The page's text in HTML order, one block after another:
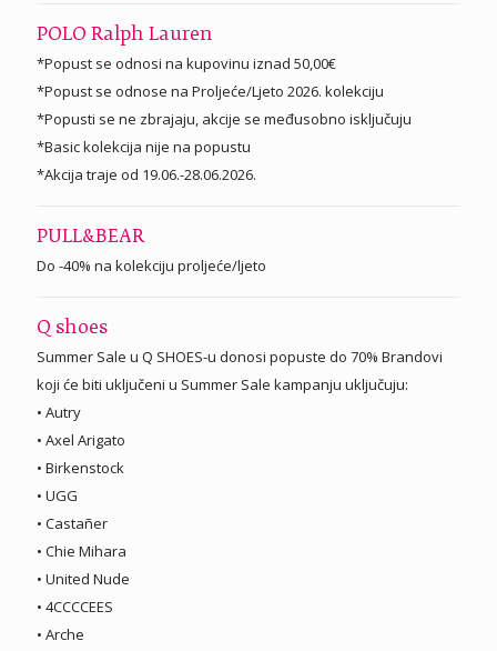
POLO Ralph Lauren
*Popust se odnosi na kupovinu iznad 50,00€
*Popust se odnose na Proljeće/Ljeto 2026. kolekciju
*Popusti se ne zbrajaju, akcije se međusobno isključuju
*Basic kolekcija nije na popustu
*Akcija traje od 19.06.-28.06.2026.
PULL&BEAR
Do -40% na kolekciju proljeće/ljeto
Q shoes
Summer Sale u Q SHOES-u donosi popuste do 70% Brandovi
koji će biti uključeni u Summer Sale kampanju uključuju:
• Autry
• Axel Arigato
• Birkenstock
• UGG
• Castañer
• Chie Mihara
• United Nude
• 4CCCCEES
• Arche